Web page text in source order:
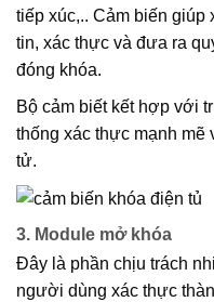
tiếp xúc,.. Cảm biến giúp
tin, xác thực và đưa ra
đóng khóa.
Bộ cảm biết kết hợp với
thống xác thực mạnh mẽ
tử.
3. Module mở khóa
Đây là phần chịu trách
người dùng xác thực